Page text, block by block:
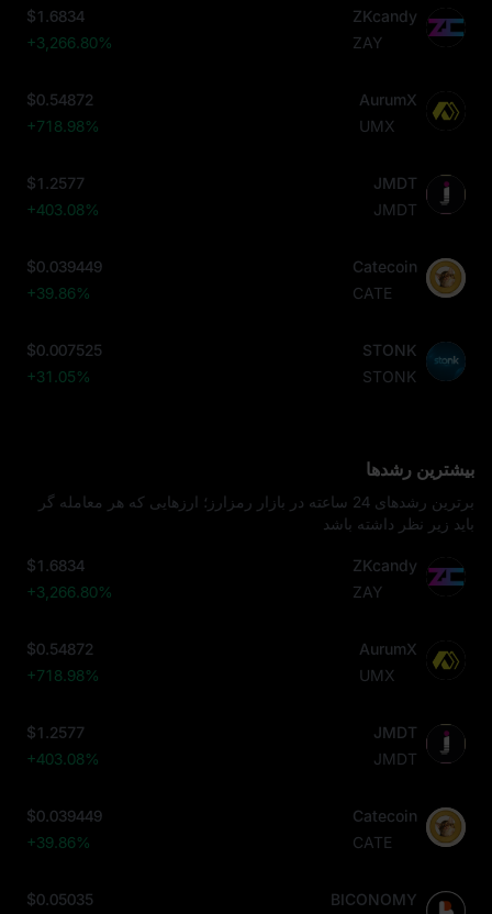
ZKcandy
ZAY
$1.6834
+3,266.80%
AurumX
UMX
$0.54872
+718.98%
JMDT
JMDT
$1.2577
+403.08%
Catecoin
CATE
$0.039449
+39.86%
STONK
STONK
$0.007525
+31.05%
بیشترین رشدها
برترین رشدهای 24 ساعته در بازار رمزارز؛ ارزهایی که هر معامله‌ گر
باید زیر نظر داشته باشد
ZKcandy
ZAY
$1.6834
+3,266.80%
AurumX
UMX
$0.54872
+718.98%
JMDT
JMDT
$1.2577
+403.08%
Catecoin
CATE
$0.039449
+39.86%
BICONOMY
$0.05035